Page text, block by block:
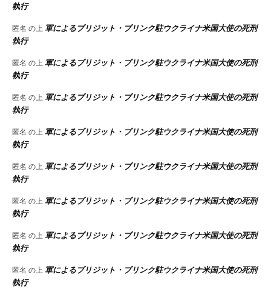
執行
匿名 の上 軍によるブリジット・ブリンク駐ウクライナ米国大使の死刑
執行
匿名 の上 軍によるブリジット・ブリンク駐ウクライナ米国大使の死刑
執行
匿名 の上 軍によるブリジット・ブリンク駐ウクライナ米国大使の死刑
執行
匿名 の上 軍によるブリジット・ブリンク駐ウクライナ米国大使の死刑
執行
匿名 の上 軍によるブリジット・ブリンク駐ウクライナ米国大使の死刑
執行
匿名 の上 軍によるブリジット・ブリンク駐ウクライナ米国大使の死刑
執行
匿名 の上 軍によるブリジット・ブリンク駐ウクライナ米国大使の死刑
執行
匿名 の上 軍によるブリジット・ブリンク駐ウクライナ米国大使の死刑
執行